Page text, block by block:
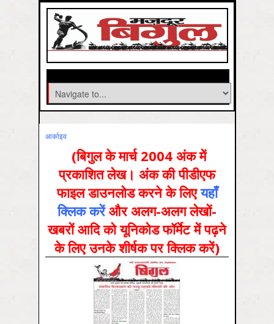
आर्काइव
(बिगुल के मार्च 2004 अंक में
प्रकाशित लेख। अंक की पीडीएफ
फाइल डाउनलोड करने के लिएयहाँ
क्लिक करेंऔर अलग-अलग लेखों-
खबरों आदि को यूनिकोड फॉर्मेट में पढ़ने
के लिए उनके शीर्षक पर क्लिक करें)